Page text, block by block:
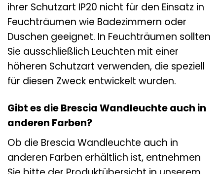
ihrer Schutzart IP20 nicht für den Einsatz in
Feuchträumen wie Badezimmern oder
Duschen geeignet. In Feuchträumen sollten
Sie ausschließlich Leuchten mit einer
höheren Schutzart verwenden, die speziell
für diesen Zweck entwickelt wurden.
Gibt es die Brescia Wandleuchte auch in
anderen Farben?
Ob die Brescia Wandleuchte auch in
anderen Farben erhältlich ist, entnehmen